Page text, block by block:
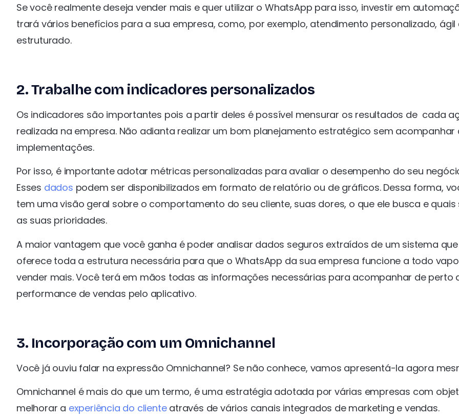
Se você realmente deseja vender mais e quer utilizar o WhatsApp para isso, investir em
trará vários benefícios para a sua empresa, como, por exemplo, atendimento personalizado, ágil
estruturado.
2. Trabalhe com indicadores personalizados
Os indicadores são importantes pois a partir deles é possível mensurar os resultados de cada
realizada na empresa. Não adianta realizar um bom planejamento estratégico sem acompanhar
implementações.
Por isso, é importante adotar métricas personalizadas para avaliar o desempenho do seu
Esses dados podem ser disponibilizados em formato de relatório ou de gráficos. Dessa forma,
tem uma visão geral sobre o comportamento do seu cliente, suas dores, o que ele busca e quais
as suas prioridades.
A maior vantagem que você ganha é poder analisar dados seguros extraídos de um sistema que
oferece toda a estrutura necessária para que o WhatsApp da sua empresa funcione a todo
vender mais. Você terá em mãos todas as informações necessárias para acompanhar de perto
performance de vendas pelo aplicativo.
3. Incorporação com um Omnichannel
Você já ouviu falar na expressão Omnichannel? Se não conhece, vamos apresentá-la agora
Omnichannel é mais do que um termo, é uma estratégia adotada por várias empresas com
melhorar a experiência do clienteatravés de vários canais integrados de marketing e vendas.